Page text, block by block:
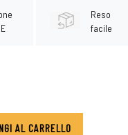
Reso
facile
AL CARRELLO